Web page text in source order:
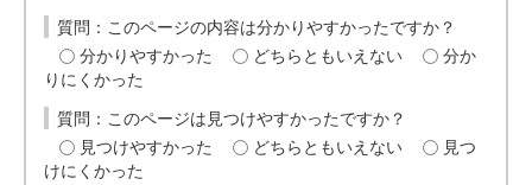
質問：このページの内容は分かりやすかったですか？
分かりやすかった
どちらともいえない
分か
りにくかった
質問：このページは見つけやすかったですか？
見つけやすかった
どちらともいえない
見つ
けにくかった